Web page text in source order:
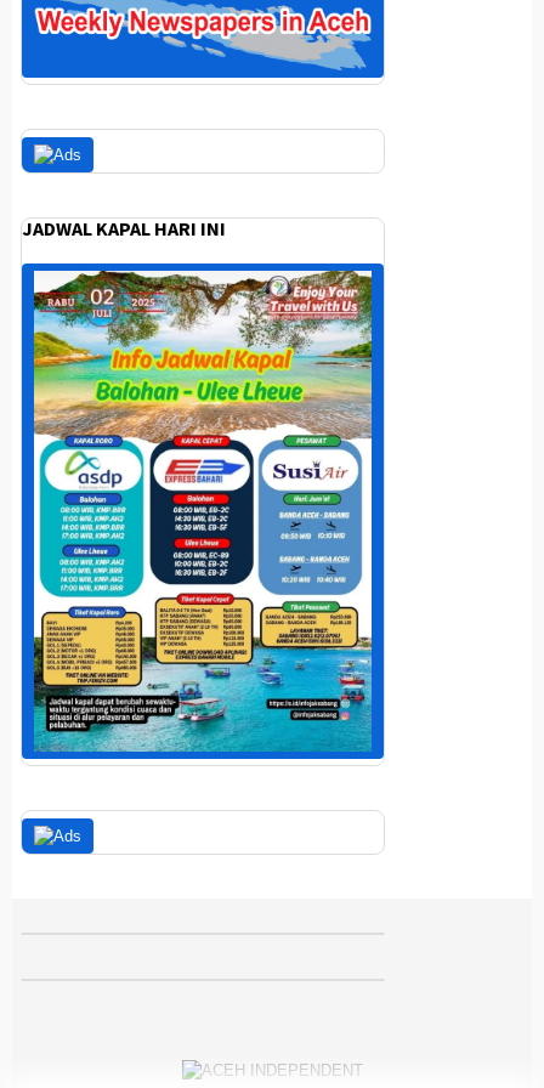
JADWAL KAPAL HARI INI